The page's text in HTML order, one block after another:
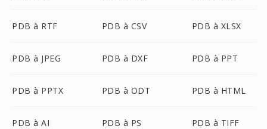
PDB à RTF PDB à CSV PDB à XLSX
PDB à JPEG PDB à DXF PDB à PPT
PDB à PPTX PDB à ODT PDB à HTML
PDB à AI PDB à PS PDB à TIFF